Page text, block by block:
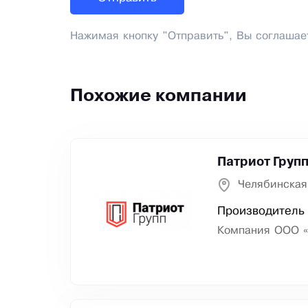
Нажимая кнопку "Отправить", Вы
Похожие компании
Патриот Групп
Компания ООО